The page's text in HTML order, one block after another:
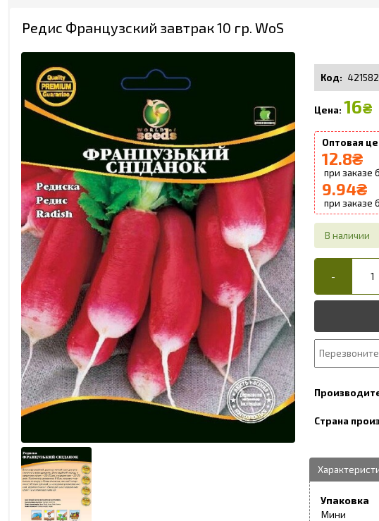
Редис Французский завтрак 10 гр. WoS
421582
16₴
12.8₴
9.94₴
Упаковка
Мини